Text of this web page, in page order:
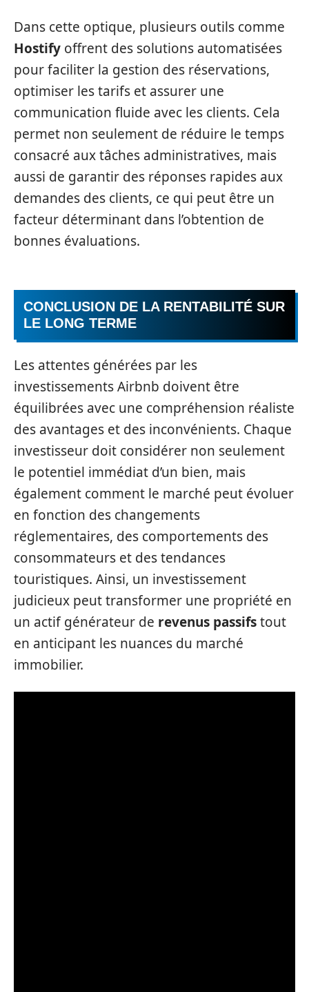
Dans cette optique, plusieurs outils comme
Hostify offrent des solutions automatisées
pour faciliter la gestion des réservations,
optimiser les tarifs et assurer une
communication fluide avec les clients. Cela
permet non seulement de réduire le temps
consacré aux tâches administratives, mais
aussi de garantir des réponses rapides aux
demandes des clients, ce qui peut être un
facteur déterminant dans l’obtention de
bonnes évaluations.
CONCLUSION DE LA RENTABILITÉ SUR
LE LONG TERME
Les attentes générées par les
investissements Airbnb doivent être
équilibrées avec une compréhension réaliste
des avantages et des inconvénients. Chaque
investisseur doit considérer non seulement
le potentiel immédiat d’un bien, mais
également comment le marché peut évoluer
en fonction des changements
réglementaires, des comportements des
consommateurs et des tendances
touristiques. Ainsi, un investissement
judicieux peut transformer une propriété en
un actif générateur de revenus passifstout
en anticipant les nuances du marché
immobilier.